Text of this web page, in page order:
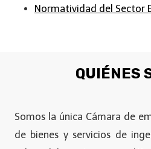
Normatividad del Sector
QUIÉNES
Somos la única Cámara de
de bienes y servicios de